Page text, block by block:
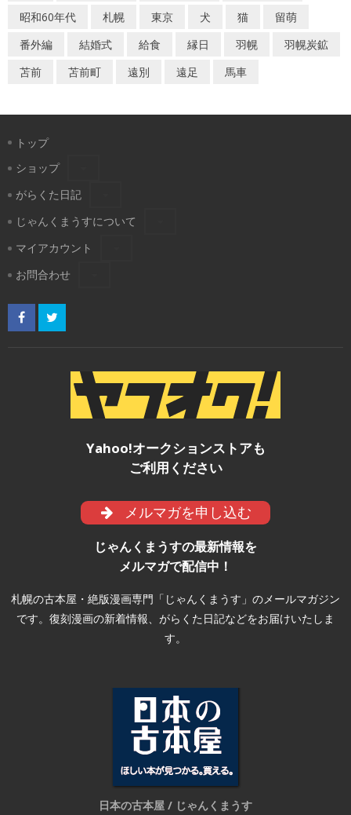
昭和60年代
札幌 東京 犬 猫
留萌
番外編
結婚式 給食 縁日 羽幌
羽幌炭鉱
苫前
苫前町 遠別 遠足 馬車
トップ
ショップ
がらくた日記
じゃんくまうすについて
マイアカウント
お問合わせ
Yahoo!オークションストアも
ご利用ください
メルマガを申し込む
じゃんくまうすの最新情報を
メルマガで配信中！
札幌の古本屋・絶版漫画専門「じゃんくまうす」のメールマガジン
です。復刻漫画の新着情報、がらくた日記などをお届けいたしま
す。
日本の古本屋 / じゃんくまうす